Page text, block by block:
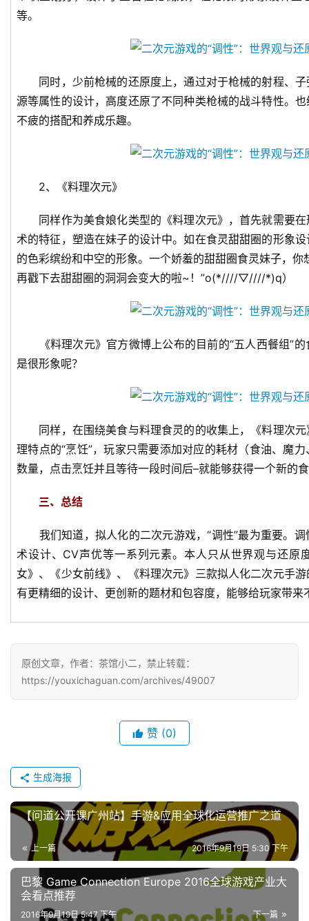
三
日
游
会
站
中
国
等。
同时，少前枪械的还原度上，通过对于枪械的射程、子
源等属性的设计，高度还原了不同种类枪械的战斗特性。
不疲的搭配和养成乐趣。
2、《料理次元》
同样作为美食娘化类型的《料理次元》，首先就需要在
术的特征，塑造在妹子的设计中。如在食灵甜甜圈的形象
的色彩缤纷和中空的形象。一个娇羞的甜甜圈食灵妹子，你
再戳下去甜甜圈的洞洞会变大的啦~！”o(*////▽////*)q）
《料理次元》官方微博上公布的目前的“五人西餐组”的
是很形象呢？
同样，在围绕美食与料理食灵的的收集上，《料理次元
理特点的“烹饪”，玩家只需要添加对应的耗材（食油、魔
数量，点击烹饪并且等待一段时间后–就能够获得一个新的
三、总结
我们知道，拟人化的二次元游戏，“调性”最为重要。调
术设计、CV声优等一系列元素。本人只从世界观与还原
女》、《少女前线》、《料理次元》三款拟人化二次元手
有更精细的设计、更创新的题材和包容度，能够给玩家带来
原创文章，作者：茶馆小二，禁止转载：
https://youxichaguan.com/archives/49007
赞 (0)
生成海报
【问道公开课广州站】手游&应用全球化运营推广之道
上一篇 2016年9月19日 5:30 下午
巴黎 Game Connection Europe 2016全球游戏产业大
会看点推荐
下一篇
2016年9月19日 5:47 下午